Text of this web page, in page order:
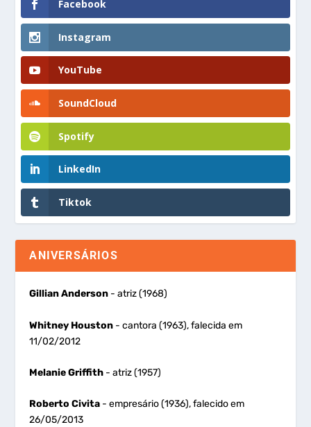
Facebook
Instagram
YouTube
SoundCloud
Spotify
LinkedIn
Tiktok
ANIVERSÁRIOS
Gillian Anderson - atriz (1968)
Whitney Houston - cantora (1963), falecida em
11/02/2012
Melanie Griffith - atriz (1957)
Roberto Civita - empresário (1936), falecido em
26/05/2013